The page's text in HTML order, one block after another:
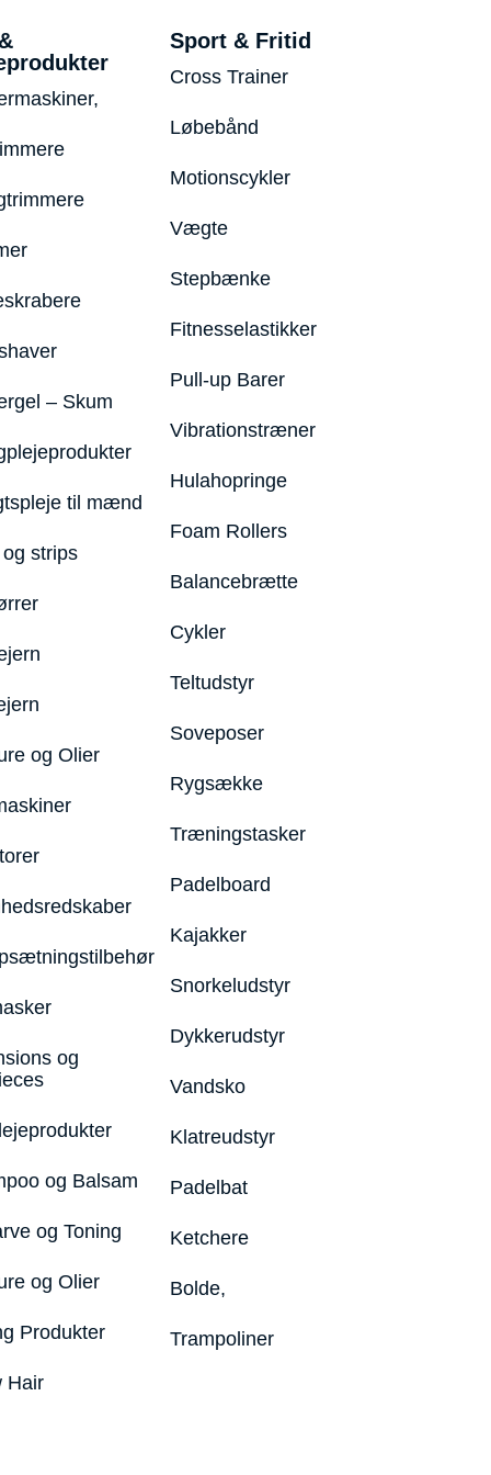
– Skum
til mænd
strips
og Olier
og
og Balsam
og Toning
og Olier
Produkter
Hair
Sport & Fritid
Cross Trainer
Løbebånd
Motionscykler
Vægte
Stepbænke
Fitnesselastikker
Pull-up Barer
Vibrationstræner
Hulahopringe
Foam Rollers
Balancebrætte
Cykler
Teltudstyr
Soveposer
Rygsække
Træningstasker
Padelboard
Kajakker
Snorkeludstyr
Dykkerudstyr
Vandsko
Klatreudstyr
Padelbat
Ketchere
Bolde,
Trampoliner